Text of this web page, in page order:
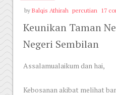
by Balqis Athirah percutian 17
Keunikan Taman
Negeri Sembilan
Assalamualaikum dan hai,
Kebosanan akibat melihat